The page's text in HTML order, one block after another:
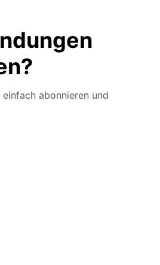
abonnieren und